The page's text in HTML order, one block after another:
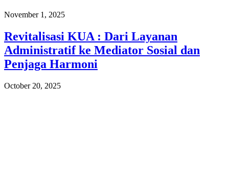
November 1, 2025
Revitalisasi KUA : Dari Layanan
Administratif ke Mediator Sosial dan
Penjaga Harmoni
October 20, 2025